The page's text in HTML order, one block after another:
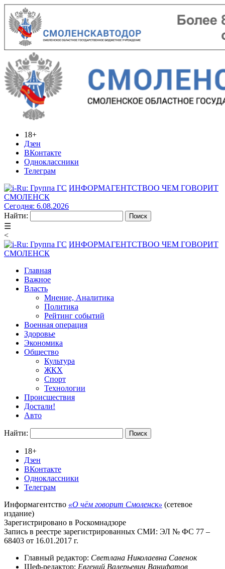
18+
Дзен
ВКонтакте
Одноклассники
Телеграм
ИНФОРМАГЕНТСТВОО ЧЕМ ГОВОРИТ
СМОЛЕНСК
Сегодня: 6.08.2026
Найти:
☰
<
ИНФОРМАГЕНТСТВОО ЧЕМ ГОВОРИТ
СМОЛЕНСК
Главная
Важное
Власть
Мнение, Аналитика
Политика
Рейтинг событий
Военная операция
Здоровье
Экономика
Общество
Культура
ЖКХ
Спорт
Технологии
Происшествия
Достали!
Авто
Найти:
18+
Дзен
ВКонтакте
Одноклассники
Телеграм
Информагентство «О чём говорит Смоленск» (сетевое
издание)
Зарегистрировано в Роскомнадзоре
Запись в реестре зарегистрированных СМИ: ЭЛ № ФС 77 –
68403 от 16.01.2017 г.
Главный редактор: Светлана Николаевна Савенок
Шеф-редактор: Евгений Валерьевич Ванифатов